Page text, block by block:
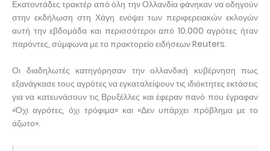
Εκατοντάδες τρακτέρ από όλη την Ολλανδία φάνηκαν να οδηγούν
στην εκδήλωση στη Χάγη ενόψει των περιφερειακών εκλογών
αυτή την εβδομάδα και περισσότεροι από 10.000 αγρότες ήταν
παρόντες, σύμφωνα με το πρακτορείο ειδήσεων Reuters.
Οι διαδηλωτές κατηγόρησαν την ολλανδική κυβέρνηση πως
εξανάγκασε τους αγρότες να εγκαταλείψουν τις ιδιόκτητες εκτάσεις
για να κατευνάσουν τις Βρυξέλλες και έφεραν πανό που έγραφαν
«Όχι αγρότες, όχι τρόφιμα» και «Δεν υπάρχει πρόβλημα με το
άζωτο».